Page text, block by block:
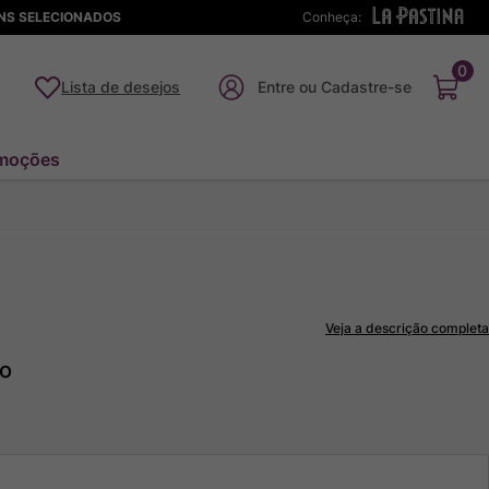
Conheça:
SELECIONADOS
Lista de desejos
0
Veja a descrição completa